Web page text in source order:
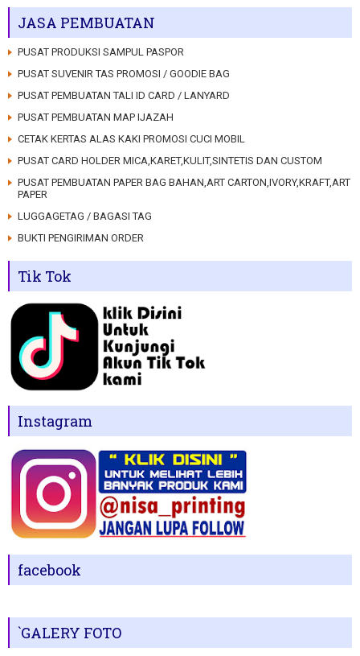
JASA PEMBUATAN
PUSAT PRODUKSI SAMPUL PASPOR
PUSAT SUVENIR TAS PROMOSI / GOODIE BAG
PUSAT PEMBUATAN TALI ID CARD / LANYARD
PUSAT PEMBUATAN MAP IJAZAH
CETAK KERTAS ALAS KAKI PROMOSI CUCI MOBIL
PUSAT CARD HOLDER MICA,KARET,KULIT,SINTETIS DAN CUSTOM
PUSAT PEMBUATAN PAPER BAG BAHAN,ART CARTON,IVORY,KRAFT,ART
PAPER
LUGGAGETAG / BAGASI TAG
BUKTI PENGIRIMAN ORDER
Tik Tok
Instagram
facebook
`GALERY FOTO